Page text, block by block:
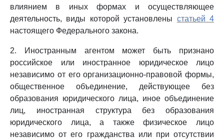
влиянием в иных формах и осуществляющее
деятельность, виды которой установлены статьей 4
настоящего Федерального закона.
2. Иностранным агентом может быть признано
российское или иностранное юридическое лицо
независимо от его организационно-правовой формы,
общественное объединение, действующее без
образования юридического лица, иное объединение
лиц, иностранная структура без образования
юридического лица, а также физическое лицо
независимо от его гражданства или при отсутствии